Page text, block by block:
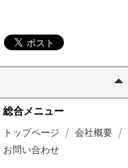
総合メニュー
トップページ 会社概要
お問い合わせ